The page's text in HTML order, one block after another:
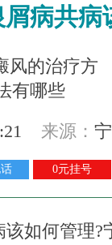
病共病
来源：
0元挂号
如何管理?